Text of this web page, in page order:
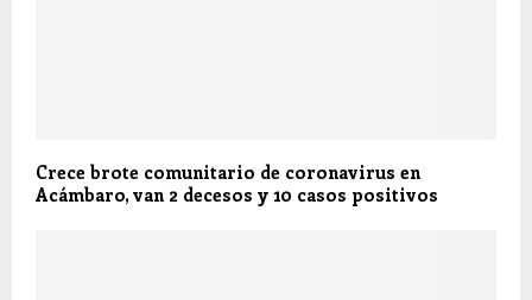
Crece brote comunitario de coronavirus en
Acámbaro, van 2 decesos y 10 casos positivos